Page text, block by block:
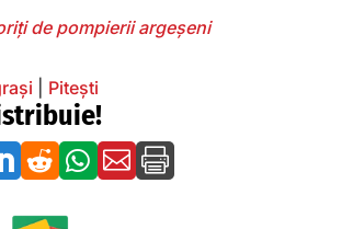
de pompierii argeșeni
Pitești
   